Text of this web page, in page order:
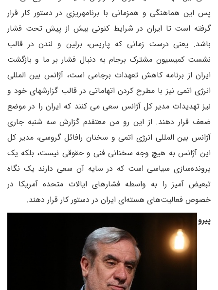
پس این هماهنگی و همزمانی با برنامهریزی در دستور کار قرار
گرفته است تا ایران در شرایط کنونی بیش از پیش تحت فشار
باشد. یعنی درست زمانی که پاریس، برلین و لندن در قالب
نشست کمیسیون مشترک برجام به دنبال فشار بر ما و بازگشت
ایران از برنامه کاهش تعهدات برجامی است، آژانس بین المللی
انرژی اتمی نیز با مطرح کردن اتهاماتی در قالب گزارشهای خود و
نیز تهدیدات مدیر کل آژانس سعی می کنند که ایران را در موضع
ضعف قرار دهند. از این رو من معتقدم گزارش سه شنبه جاری
آژانس بین المللی انرژی اتمی و سخنان رافائل گروسی، مدیر کل
این آژانس به هیچ وجه سخنانی فنی و حقوقی نیست، بلکه یک
پرونده‌سازی سیاسی است که در سایه آن سعی دارند یک نگاه
تبعیض آمیز را به واسطه فشارهای ایالات متحده آمریکا در
خصوص فعالیت‌های هسته‌ای ایران در دستور کار قرار دهند.
پیرو